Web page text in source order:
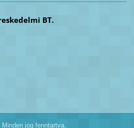
BT.
jog fenntartva.